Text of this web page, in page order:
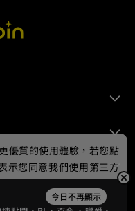
今日不再顯示
優質的使用體驗，若您點
示您同意我們使用第三方
策。